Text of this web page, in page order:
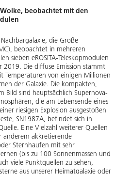
beobachtet mit den
die Große
beobachtet in mehreren
sieben eROSITA-Teleskopmodulen
Die diffuse Emission stammt
Temperaturen von einigen Millionen
der Galaxie. Die kompakten,
Bild sind hauptsächlich Supernova-
die am Lebensende eines
riesigen Explosion ausgestoßen
SN1987A, befindet sich in
Eine Vielzahl weiterer Quellen
anderem akkretierende
Sternhaufen mit sehr
(bis zu 100 Sonnenmassen und
viele Punktquellen zu sehen,
aus unserer Heimatgalaxie oder